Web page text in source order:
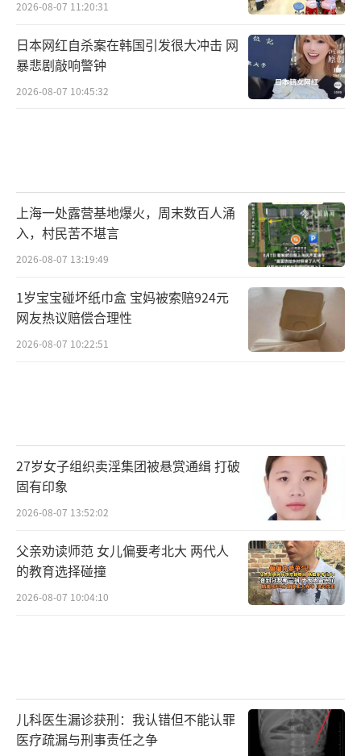
2026-08-07 11:20:31
日本网红自杀案在韩国引发很大冲击 网
暴悲剧敲响警钟
2026-08-07 10:45:32
上海一处露营基地爆火，周末数百人涌
入，村民苦不堪言
2026-08-07 13:19:49
1岁宝宝碰坏纸巾盒 宝妈被索赔924元
网友热议赔偿合理性
2026-08-07 10:22:51
27岁女子组织卖淫集团被悬赏通缉 打破
固有印象
2026-08-07 13:52:02
父亲劝读师范 女儿偏要考北大 两代人
的教育选择碰撞
2026-08-07 10:04:10
儿科医生漏诊获刑：我认错但不能认罪
医疗疏漏与刑事责任之争